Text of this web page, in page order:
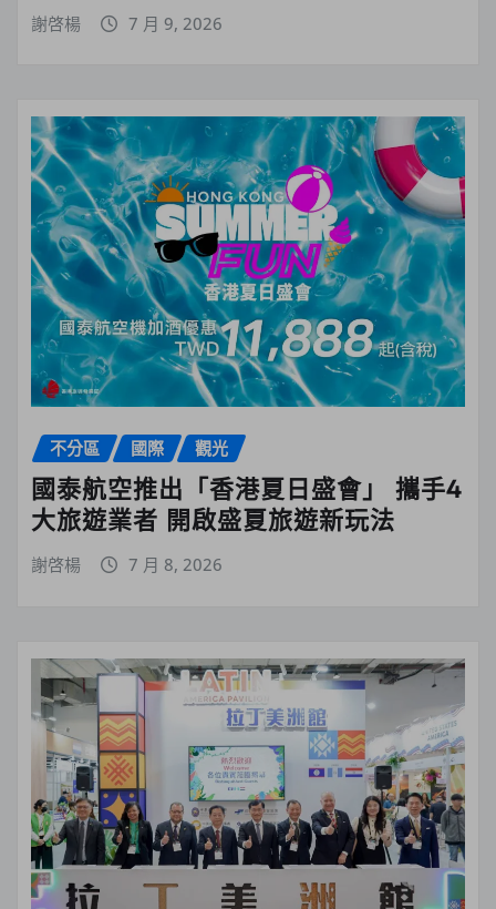
謝啓楊 7 月 9, 2026
不分區 國際 觀光
國泰航空推出「香港夏日盛會」 攜手4
大旅遊業者 開啟盛夏旅遊新玩法
謝啓楊 7 月 8, 2026